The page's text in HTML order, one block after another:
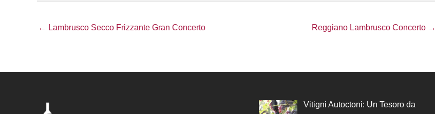
← Lambrusco Secco Frizzante Gran Concerto Reggiano Lambrusco Concerto →
Vitigni Autoctoni: Un Tesoro da